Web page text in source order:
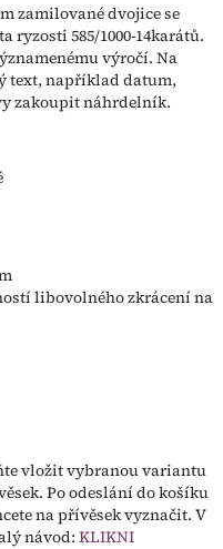
zamilované dvojice se
ryzosti 585/1000-14karátů.
výročí. Na
text, například datum,
zakoupit náhrdelník.
libovolného zkrácení na
vložit vybranou variantu
Po odeslání do košíku
na přívěsek vyznačit. V
návod: KLIKNI